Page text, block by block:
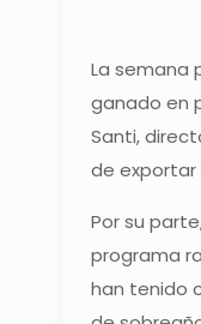
La semana
ganado en
Santi,
de exportar
Por su
programa
han tenido